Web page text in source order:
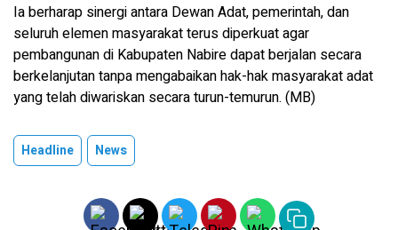
Ia berharap sinergi antara Dewan Adat, pemerintah, dan
seluruh elemen masyarakat terus diperkuat agar
pembangunan di Kabupaten Nabire dapat berjalan secara
berkelanjutan tanpa mengabaikan hak-hak masyarakat adat
yang telah diwariskan secara turun-temurun. (MB)
Headline News